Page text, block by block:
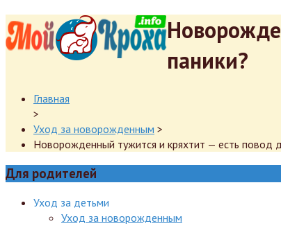
паники?
Главная
>
Уход за новорожденным >
Новорожденный тужится и кряхтит — есть повод
Для родителей
Уход за детьми
Уход за новорожденным